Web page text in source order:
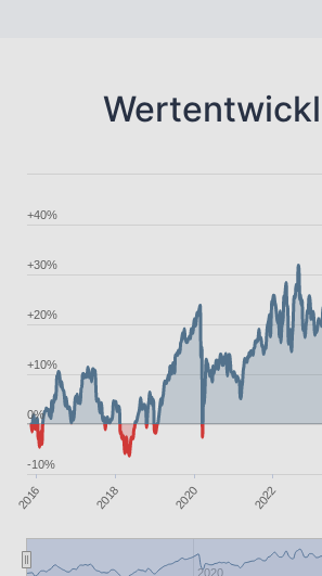
2016 2018 2020 2022
2020
-10%
0%
+10%
+20%
+30%
+40%